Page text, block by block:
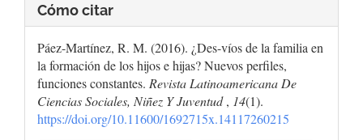
Cómo citar
Páez-Martínez, R. M. (2016). ¿Des-víos de la familia en
la formación de los hijos e hijas? Nuevos perfiles,
funciones constantes. Revista Latinoamericana De
Ciencias Sociales, Niñez Y Juventud, 14(1).
https://doi.org/10.11600/1692715x.14117260215